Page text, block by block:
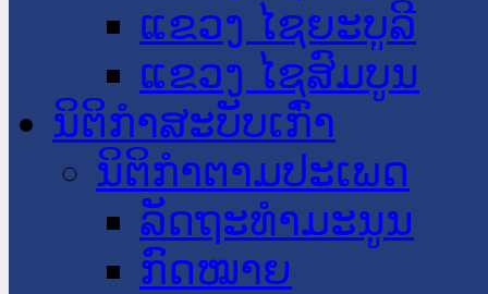
ແຂວງ ໄຊຍະບູລີ
ແຂວງ ໄຊສົມບູນ
ນິຕິກໍາສະບັບເກົ່າ
ນິຕິກຳຕາມປະເພດ
ລັດຖະທໍາມະນູນ
ກົດໝາຍ